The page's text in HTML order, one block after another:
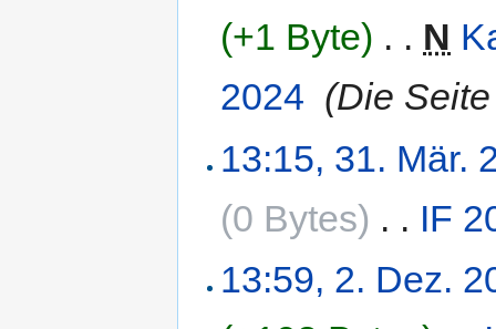
(+1 Byte) . . N
2024 (Die
13:15, 31. Mär.
(0 Bytes) . . IF
13:59, 2. Dez.